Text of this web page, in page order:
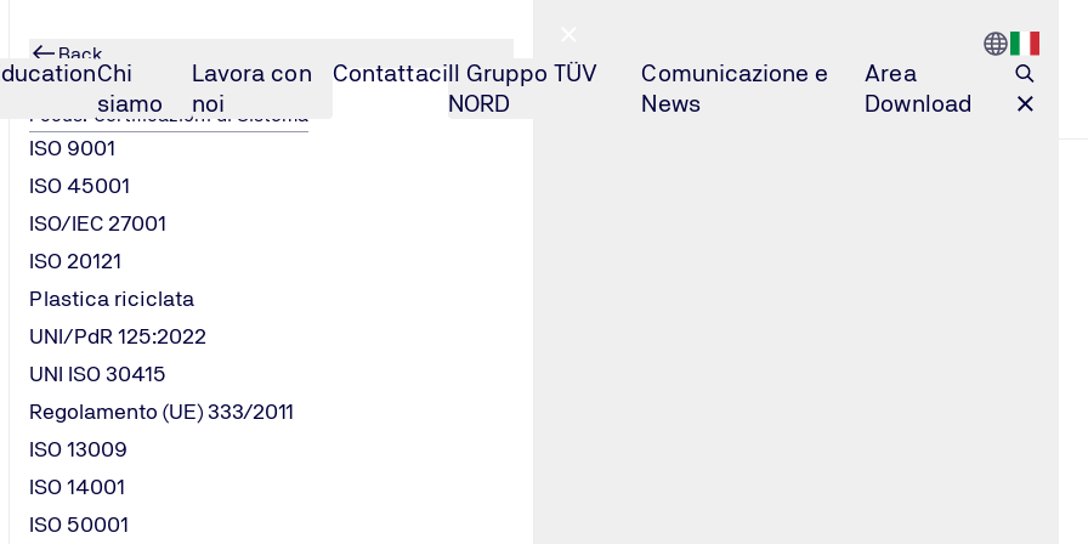
Go to
Open
Chi
siamo
Lavora con
noi
ContattaciIl Gruppo TÜV
NORD
Comunicazione e
News
Area
Download
Back
Certificazioni di Sistema
Focus: Certificazioni di Sistema
ISO 9001
ISO 45001
ISO/IEC 27001
ISO 20121
Plastica riciclata
UNI/PdR 125:2022
UNI ISO 30415
Regolamento (UE) 333/2011
ISO 13009
ISO 14001
ISO 50001
in vari settori.
offrirvi.
a vostra disposizione in qualsiasi momento.